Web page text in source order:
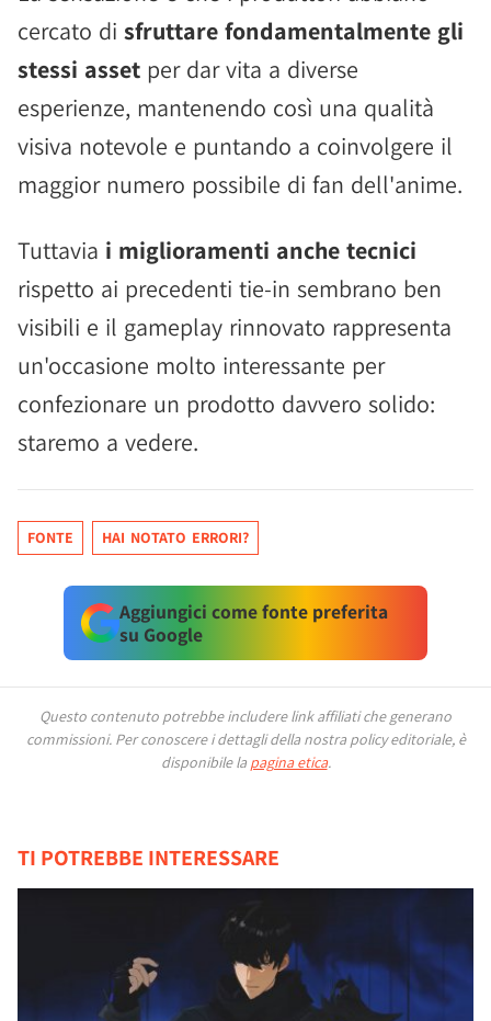
cercato di sfruttare fondamentalmente gli
stessi asset per dar vita a diverse
esperienze, mantenendo così una qualità
visiva notevole e puntando a coinvolgere il
maggior numero possibile di fan dell'anime.
Tuttavia i miglioramenti anche tecnici
rispetto ai precedenti tie-in sembrano ben
visibili e il gameplay rinnovato rappresenta
un'occasione molto interessante per
confezionare un prodotto davvero solido:
staremo a vedere.
FONTE HAI NOTATO ERRORI?
Aggiungici come fonte preferita
su Google
Questo contenuto potrebbe includere link affiliati che generano
commissioni. Per conoscere i dettagli della nostra policy editoriale, è
disponibile la pagina etica.
TI POTREBBE INTERESSARE